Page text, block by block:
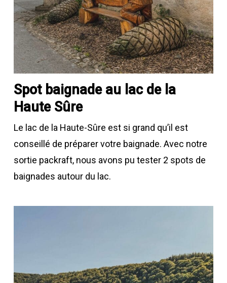
Spot baignade au lac de la
Haute Sûre
Le lac de la Haute-Sûre est si grand qu’il est
conseillé de préparer votre baignade. Avec notre
sortie packraft, nous avons pu tester 2 spots de
baignades autour du lac.